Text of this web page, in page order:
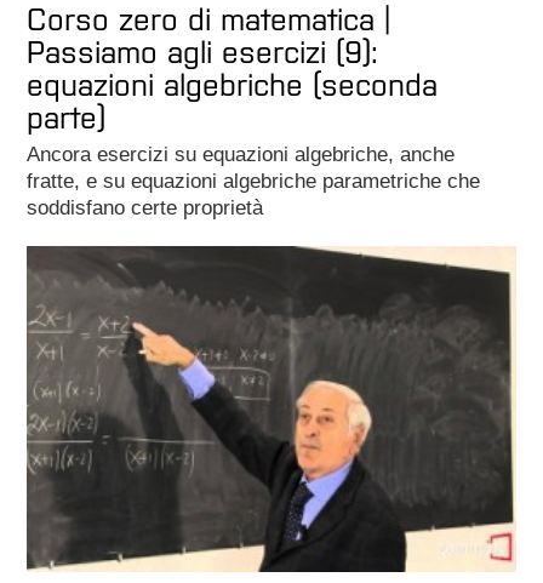
Corso zero di matematica |
Passiamo agli esercizi (9):
equazioni algebriche (seconda
parte)
Ancora esercizi su equazioni algebriche, anche
fratte, e su equazioni algebriche parametriche che
soddisfano certe proprietà